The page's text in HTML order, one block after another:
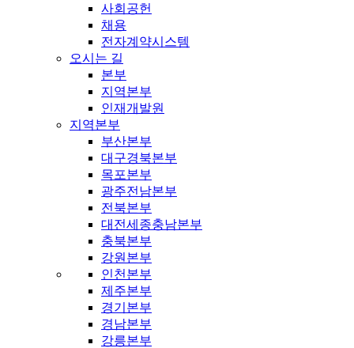
사회공헌
채용
전자계약시스템
오시는 길
본부
지역본부
인재개발원
지역본부
부산본부
대구경북본부
목포본부
광주전남본부
전북본부
대전세종충남본부
충북본부
강원본부
인천본부
제주본부
경기본부
경남본부
강릉본부